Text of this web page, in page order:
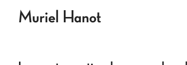
Muriel Hanot